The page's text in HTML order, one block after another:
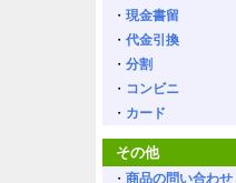
・ 現金書留
・ 代金引換
・ 分割
・ コンビニ
・ カード
その他
・ 商品の問い合わせ